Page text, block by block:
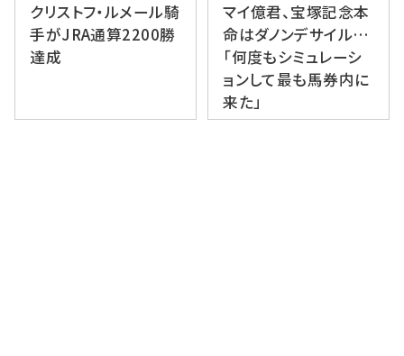
クリストフ・ルメール騎
手がJRA通算2200勝
達成
マイ億君、宝塚記念本
命はダノンデサイル…
「何度もシミュレーシ
ョンして最も馬券内に
来た」